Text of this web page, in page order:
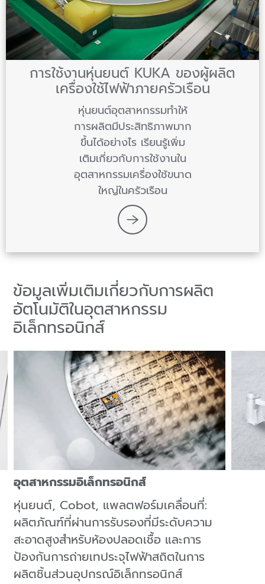
การใช้งานหุ่นยนต์ KUKA ของผู้ผลิต
เครื่องใช้ไฟฟ้าภายครัวเรือน
หุ่นยนต์อุตสาหกรรมทำให้
การผลิตมีประสิทธิภาพมาก
ขึ้นได้อย่างไร เรียนรู้เพิ่ม
เติมเกี่ยวกับการใช้งานใน
อุตสาหกรรมเครื่องใช้ขนาด
ใหญ่ในครัวเรือน
ข้อมูลเพิ่มเติมเกี่ยวกับการผลิต
อัตโนมัติในอุตสาหกรรม
อิเล็กทรอนิกส์
อุตสาหกรรมอิเล็กทรอนิกส์
หุ่นยนต์, Cobot, แพลตฟอร์มเคลื่อนที่:
ผลิตภัณฑ์ที่ผ่านการรับรองที่มีระดับความ
สะอาดสูงสำหรับห้องปลอดเชื้อ และการ
ป้องกันการถ่ายเทประจุไฟฟ้าสถิตในการ
ผลิตชิ้นส่วนอุปกรณ์อิเล็กทรอนิกส์